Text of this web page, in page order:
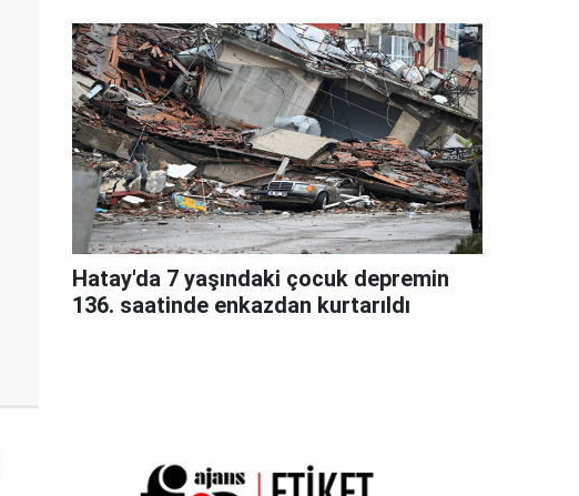
Hatay'da 7 yaşındaki çocuk depremin
136. saatinde enkazdan kurtarıldı